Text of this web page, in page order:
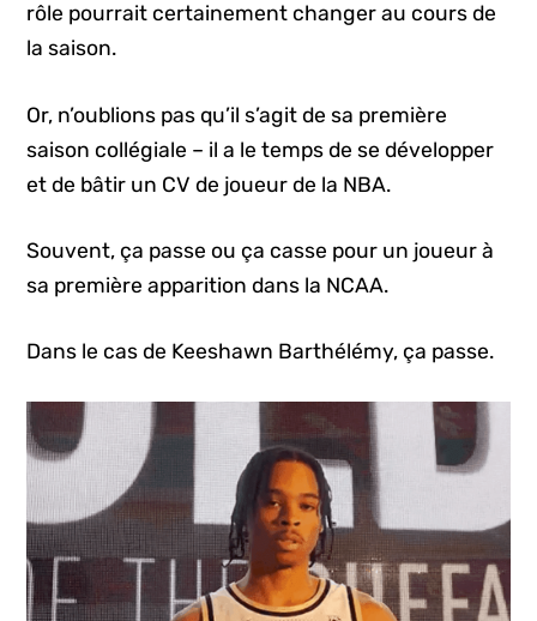
rôle pourrait certainement changer au cours de
la saison.
Or, n’oublions pas qu’il s’agit de sa première
saison collégiale – il a le temps de se développer
et de bâtir un CV de joueur de la NBA.
Souvent, ça passe ou ça casse pour un joueur à
sa première apparition dans la NCAA.
Dans le cas de Keeshawn Barthélémy, ça passe.